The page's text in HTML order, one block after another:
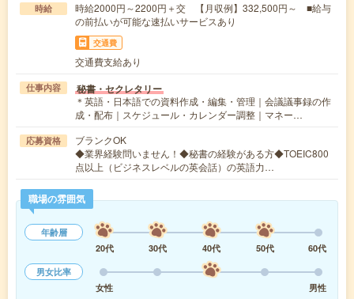
時給
時給2000円～2200円＋交 【月収例】332,500円～ ■給与
の前払いが可能な速払いサービスあり
交通費
交通費支給あり
仕事内容 秘書・セクレタリー
＊英語・日本語での資料作成・編集・管理｜会議議事録の作
成・配布｜スケジュール・カレンダー調整｜マネー…
応募資格
ブランクOK
◆業界経験問いません！◆秘書の経験がある方◆TOEIC800
点以上（ビジネスレベルの英会話）の英語力…
職場の雰囲気
年齢層
20代
30代 40代 50代
60代
男女比率
女性
男性